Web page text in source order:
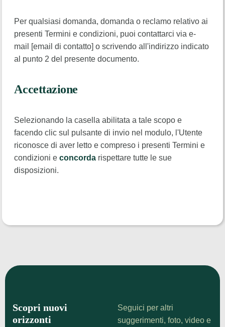
Per qualsiasi domanda, domanda o reclamo relativo ai
presenti Termini e condizioni, puoi contattarci via e-
mail [email di contatto] o scrivendo all'indirizzo indicato
al punto 2 del presente documento.
Accettazione
Selezionando la casella abilitata a tale scopo e
facendo clic sul pulsante di invio nel modulo, l'Utente
riconosce di aver letto e compreso i presenti Termini e
condizioni econcorda rispettare tutte le sue
disposizioni.
Scopri nuovi
orizzonti
Seguici per altri
suggerimenti, foto, video e